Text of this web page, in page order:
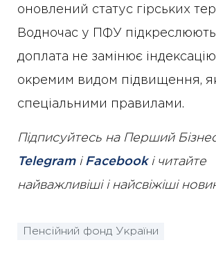
оновлений статус гірських
Водночас у ПФУ
доплата не замінює
окремим видом підвищення,
спеціальними правилами.
Підписуйтесь на Перший
Telegramі Facebookі читайте
найважливіші і найсвіжіші
Пенсійний фонд України